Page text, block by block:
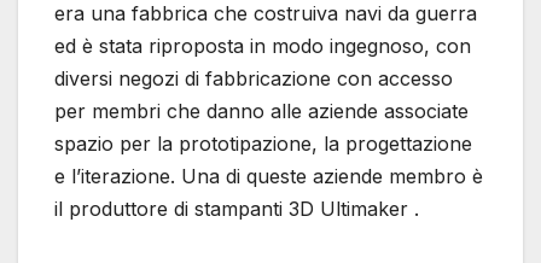
era una fabbrica che costruiva navi da guerra
ed è stata riproposta in modo ingegnoso, con
diversi negozi di fabbricazione con accesso
per membri che danno alle aziende associate
spazio per la prototipazione, la progettazione
e l’iterazione. Una di queste aziende membro è
il produttore di stampanti 3D Ultimaker .